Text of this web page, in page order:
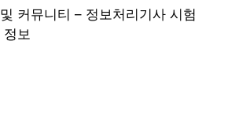
커뮤니티 – 정보처리기사 시험
정보